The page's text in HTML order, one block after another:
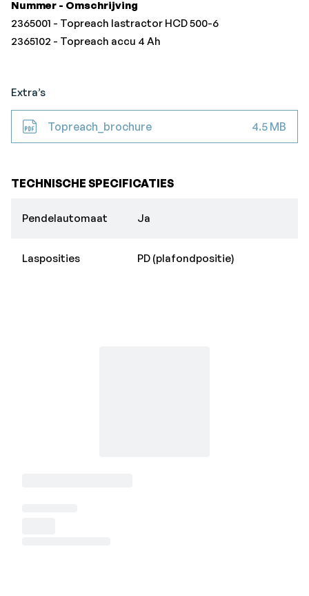
Nummer - Omschrijving
2365001 - Topreach lastractor HCD 500-6
2365102 - Topreach accu 4 Ah
Extra’s
Topreach_brochure 4.5 MB
TECHNISCHE SPECIFICATIES
Pendelautomaat Ja
Lasposities PD (plafondpositie)